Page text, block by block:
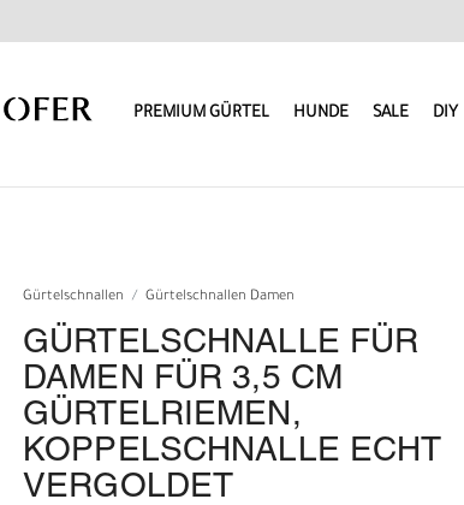
PREMIUM GÜRTEL HUNDE SALE DIY
Gürtelschnallen Gürtelschnallen Damen
GÜRTELSCHNALLE FÜR
DAMEN FÜR 3,5 CM
GÜRTELRIEMEN,
KOPPELSCHNALLE ECHT
VERGOLDET